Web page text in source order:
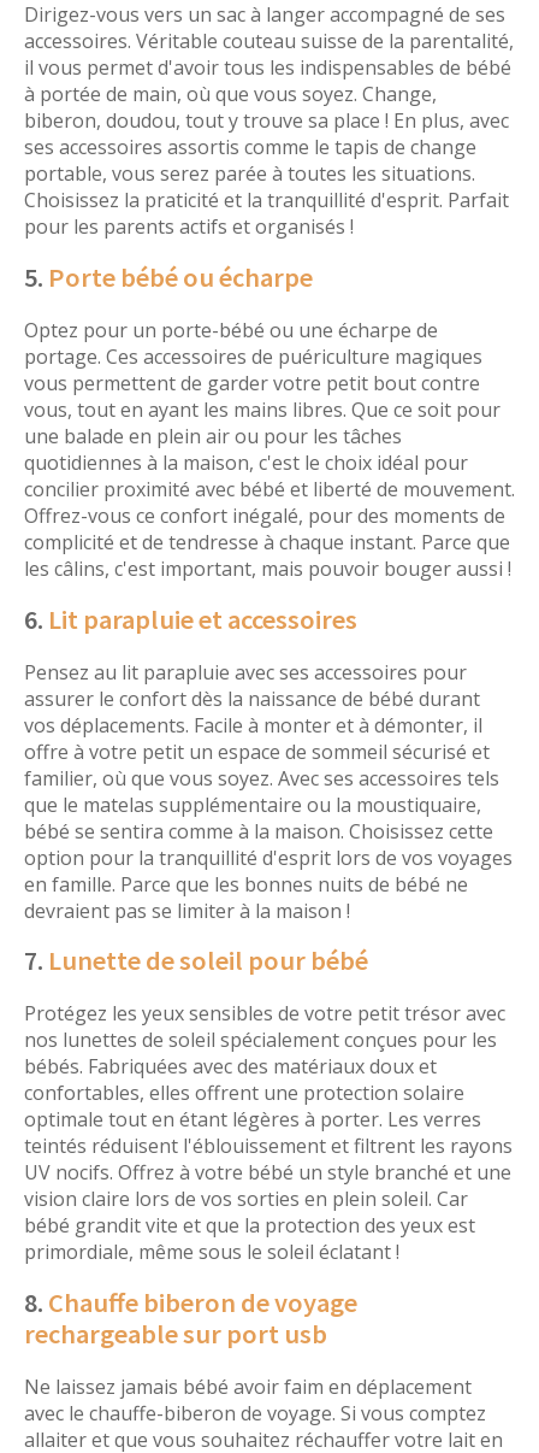
Dirigez-vous vers un sac à langer accompagné de ses
accessoires. Véritable couteau suisse de la parentalité,
il vous permet d'avoir tous les indispensables de bébé
à portée de main, où que vous soyez. Change,
biberon, doudou, tout y trouve sa place ! En plus, avec
ses accessoires assortis comme le tapis de change
portable, vous serez parée à toutes les situations.
Choisissez la praticité et la tranquillité d'esprit. Parfait
pour les parents actifs et organisés !
5. Porte bébé ou écharpe
Optez pour un porte-bébé ou une écharpe de
portage. Ces accessoires de puériculture magiques
vous permettent de garder votre petit bout contre
vous, tout en ayant les mains libres. Que ce soit pour
une balade en plein air ou pour les tâches
quotidiennes à la maison, c'est le choix idéal pour
concilier proximité avec bébé et liberté de mouvement.
Offrez-vous ce confort inégalé, pour des moments de
complicité et de tendresse à chaque instant. Parce que
les câlins, c'est important, mais pouvoir bouger aussi !
6. Lit parapluie et accessoires
Pensez au lit parapluie avec ses accessoires pour
assurer le confort dès la naissance de bébé durant
vos déplacements. Facile à monter et à démonter, il
offre à votre petit un espace de sommeil sécurisé et
familier, où que vous soyez. Avec ses accessoires tels
que le matelas supplémentaire ou la moustiquaire,
bébé se sentira comme à la maison. Choisissez cette
option pour la tranquillité d'esprit lors de vos voyages
en famille. Parce que les bonnes nuits de bébé ne
devraient pas se limiter à la maison !
7. Lunette de soleil pour bébé
Protégez les yeux sensibles de votre petit trésor avec
nos lunettes de soleil spécialement conçues pour les
bébés. Fabriquées avec des matériaux doux et
confortables, elles offrent une protection solaire
optimale tout en étant légères à porter. Les verres
teintés réduisent l'éblouissement et filtrent les rayons
UV nocifs. Offrez à votre bébé un style branché et une
vision claire lors de vos sorties en plein soleil. Car
bébé grandit vite et que la protection des yeux est
primordiale, même sous le soleil éclatant !
8. Chauffe biberon de voyage
rechargeable sur port usb
Ne laissez jamais bébé avoir faim en déplacement
avec le chauffe-biberon de voyage. Si vous comptez
allaiter et que vous souhaitez réchauffer votre lait en